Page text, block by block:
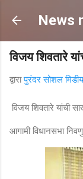
News
विजय शिवतारे
द्वारापुरंदर सोशल
विजय शिवतारे यांची
आगामी विधानसभा